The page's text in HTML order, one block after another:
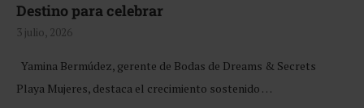
Destino para celebrar
3 julio, 2026
Yamina Bermúdez, gerente de Bodas de Dreams & Secrets
Playa Mujeres, destaca el crecimiento sostenido …